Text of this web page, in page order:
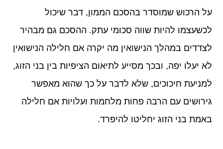
על הרכוש שמוסדר בהסכם הממון, דבר שיכול
לכשעצמו להיות שווה סכומי עתק. ההסכם גם מבהיר
לצדדים במהלך הנישואין מה יקרה אם חלילה הנישואין
לא יעלו יפה, ובכך מסייע לתיאום הציפיות בין בני הזוג,
למניעת חיכוכים, שלא לדבר על כך שהוא מאפשר
גירושים עם הרבה פחות מלחמות ועלויות אם חלילה
באמת בני הזוג יחליטו להיפרד.